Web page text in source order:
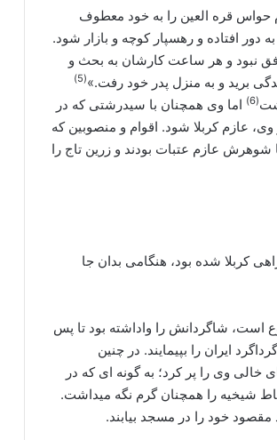
حواس قره العین را به خود معطوف
افتاده و رهسپار کوچه و بازار شود.
نبود و هر ساعت کارشان به بحث و
برید و به منزل پدر خود رفت.»(5)
(6)
اما وی همچنان با سیدرشتی که در
وی، عازم کربلا شود. اقوام و منصوبین که
عازم عتبات بودند و زرین تاج را
کربلا شده بود، هنگامی بدان جا
است، شاگردانش را واداشته بود تا پس
ایران را بپیمایند. در چنین
وی را پر کرد؛ به گونه‏ ای که در
شیخیه را همچنان گرم نگه می‏داشت.
خود را در مسجد بیابند.